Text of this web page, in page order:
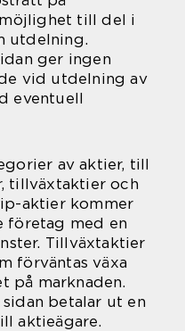
till del i
utdelning.
ger ingen
vid utdelning av
eventuell
av aktier, till
tillväxtaktier och
aktier kommer
företag med en
Tillväxtaktier
förväntas växa
på marknaden.
betalar ut en
aktieägare.